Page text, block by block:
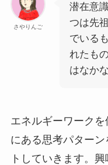
さやりんご
潜在意
つは先
でいる
れたも
はなか
エネルギーワーク
にある思考パター
トしていきます。